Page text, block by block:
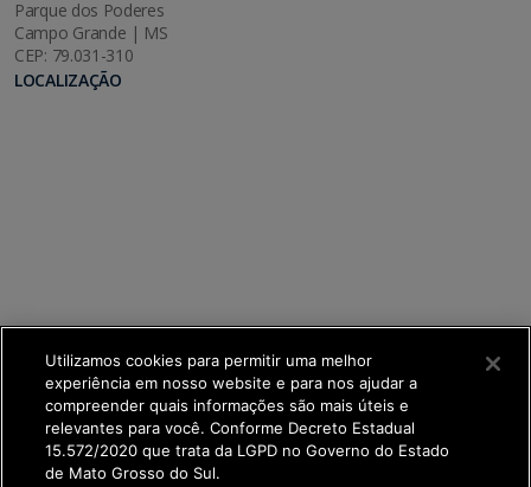
Parque dos Poderes
Campo Grande | MS
CEP: 79.031-310
LOCALIZAÇÃO
Utilizamos cookies para permitir uma melhor
experiência em nosso website e para nos ajudar a
compreender quais informações são mais úteis e
relevantes para você. Conforme Decreto Estadual
15.572/2020 que trata da LGPD no Governo do Estado
de Mato Grosso do Sul.